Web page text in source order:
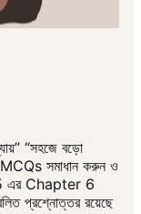
“সহজে বড়ো
MCQs সমাধান করুন ও
এর Chapter 6
প্রশ্নোত্তর রয়েছে